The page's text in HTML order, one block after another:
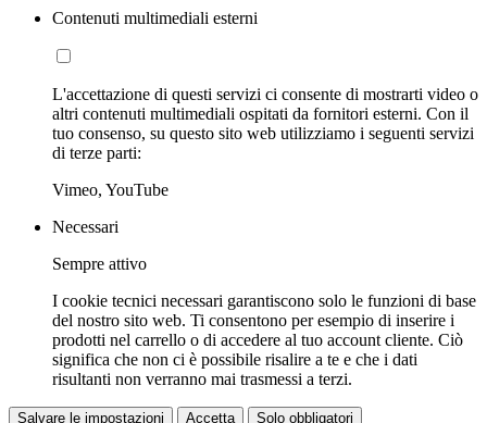
Contenuti multimediali esterni
L'accettazione di questi servizi ci consente di mostrarti video o
altri contenuti multimediali ospitati da fornitori esterni. Con il
tuo consenso, su questo sito web utilizziamo i seguenti servizi
di terze parti:
Vimeo, YouTube
Necessari
Sempre attivo
I cookie tecnici necessari garantiscono solo le funzioni di base
del nostro sito web. Ti consentono per esempio di inserire i
prodotti nel carrello o di accedere al tuo account cliente. Ciò
significa che non ci è possibile risalire a te e che i dati
risultanti non verranno mai trasmessi a terzi.
Salvare le impostazioni Accetta Solo obbligatori